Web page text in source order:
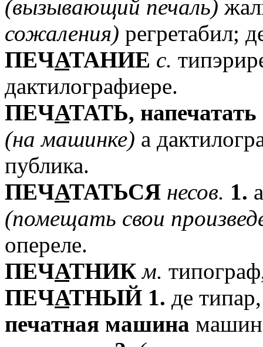
(вызывающий печаль)
сожаления) регретабил;
ПЕЧАТАНИЕ с.
дактилографиере.
ПЕЧАТАТЬ, напечатать
(на машинке) а
публика.
ПЕЧАТАТЬСЯ несов. 1.
(помещать свои
опереле.
ПЕЧАТНИК м.
ПЕЧАТНЫЙ 1. де
печатная машина